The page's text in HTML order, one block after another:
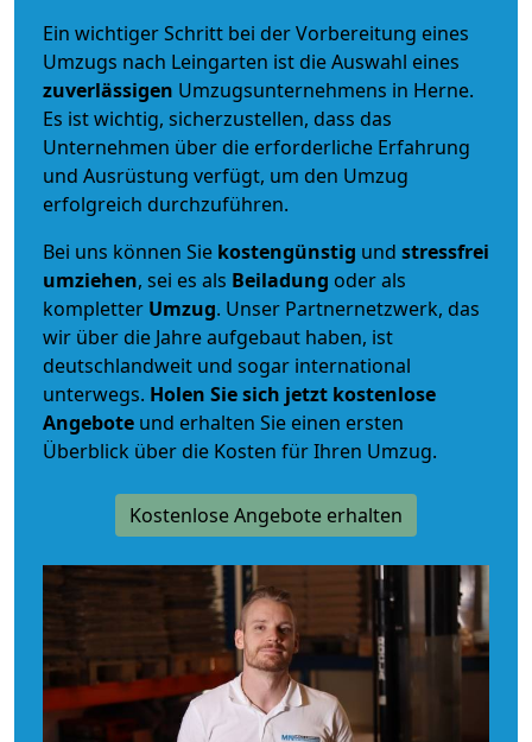
Ein wichtiger Schritt bei der Vorbereitung eines
Umzugs nach Leingarten ist die Auswahl eines
zuverlässigen Umzugsunternehmens in Herne.
Es ist wichtig, sicherzustellen, dass das
Unternehmen über die erforderliche Erfahrung
und Ausrüstung verfügt, um den Umzug
erfolgreich durchzuführen.
Bei uns können Sie kostengünstig und stressfrei
umziehen, sei es als Beiladung oder als
kompletter Umzug. Unser Partnernetzwerk, das
wir über die Jahre aufgebaut haben, ist
deutschlandweit und sogar international
unterwegs. Holen Sie sich jetzt kostenlose
Angebote und erhalten Sie einen ersten
Überblick über die Kosten für Ihren Umzug.
Kostenlose Angebote erhalten